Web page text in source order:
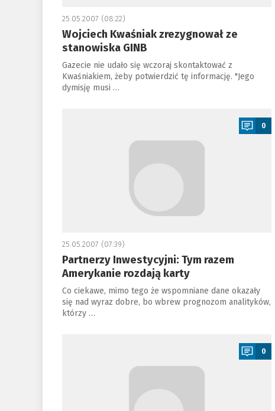
25.05.2007 (08:22)
Wojciech Kwaśniak zrezygnował ze
stanowiska GINB
Gazecie nie udało się wczoraj skontaktować z
Kwaśniakiem, żeby potwierdzić tę informację. "Jego
dymisję musi …
0
25.05.2007 (07:39)
Partnerzy Inwestycyjni: Tym razem
Amerykanie rozdają karty
Co ciekawe, mimo tego że wspomniane dane okazały
się nad wyraz dobre, bo wbrew prognozom analityków,
którzy …
0